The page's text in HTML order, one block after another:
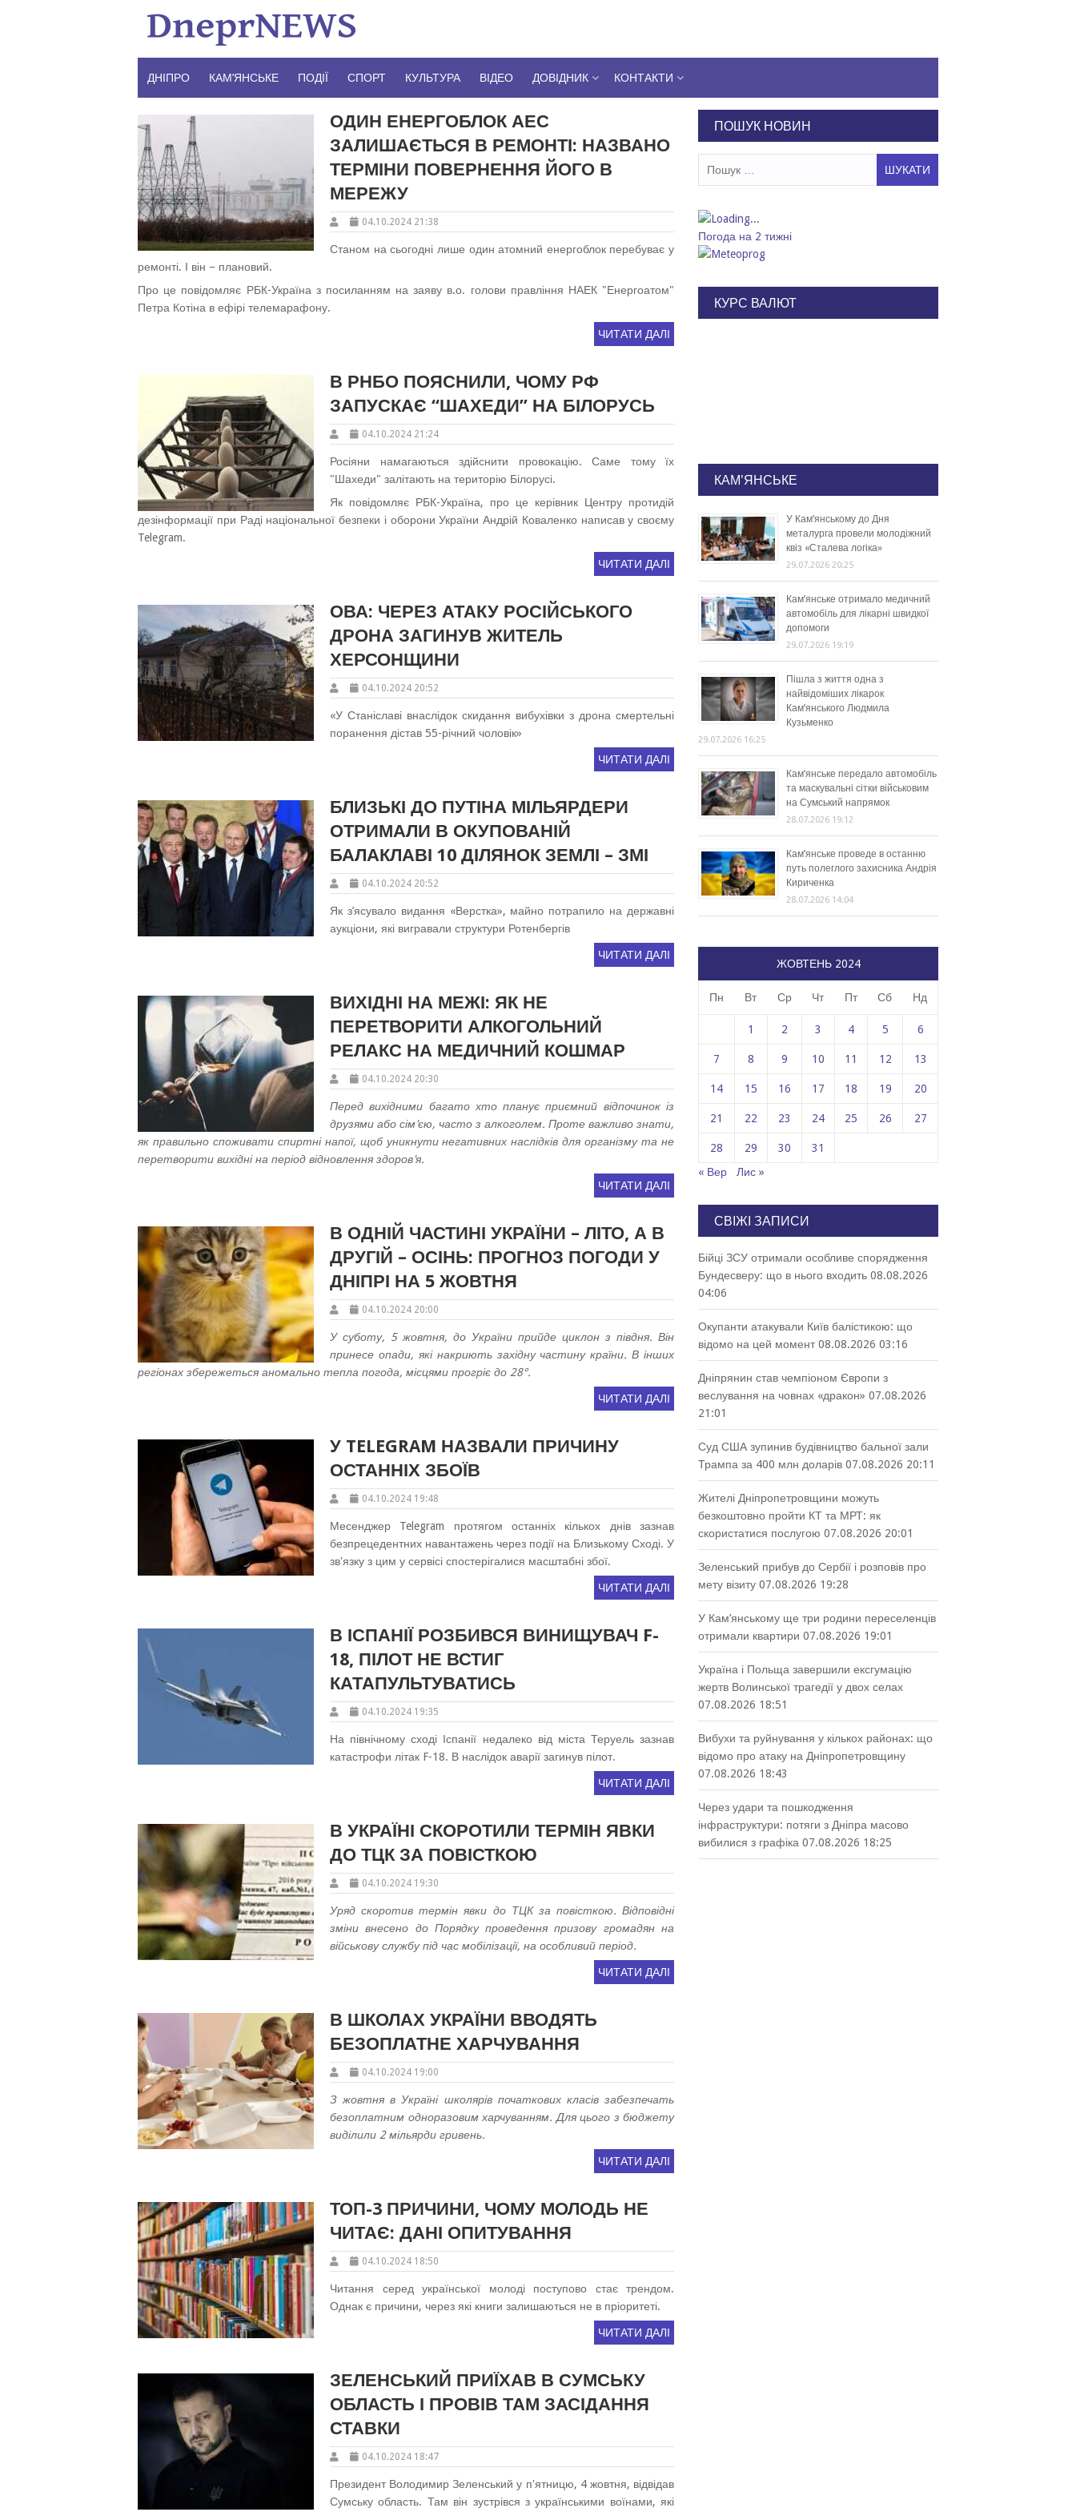
ДНІПРО КАМ’ЯНСЬКЕ ПОДІЇ СПОРТ КУЛЬТУРА ВІДЕО ДОВІДНИК КОНТАКТИ
ОДИН ЕНЕРГОБЛОК АЕС
ЗАЛИШАЄТЬСЯ В РЕМОНТІ: НАЗВАНО
ТЕРМІНИ ПОВЕРНЕННЯ ЙОГО В
МЕРЕЖУ
04.10.2024 21:38
Станом на сьогодні лише один атомний енергоблок перебуває у
ремонті. І він – плановий.
Про це повідомляє РБК-Україна з посиланням на заяву в.о. голови правління НАЕК "Енергоатом"
Петра Котіна в ефірі телемарафону.
ЧИТАТИ ДАЛІ
В РНБО ПОЯСНИЛИ, ЧОМУ РФ
ЗАПУСКАЄ “ШАХЕДИ” НА БІЛОРУСЬ
04.10.2024 21:24
Росіяни намагаються здійснити провокацію. Саме тому їх
"Шахеди" залітають на територію Білорусі.
Як повідомляє РБК-Україна, про це керівник Центру протидій
дезінформації при Раді національної безпеки і оборони України Андрій Коваленко написав у своєму
Telegram.
ЧИТАТИ ДАЛІ
ОВА: ЧЕРЕЗ АТАКУ РОСІЙСЬКОГО
ДРОНА ЗАГИНУВ ЖИТЕЛЬ
ХЕРСОНЩИНИ
04.10.2024 20:52
«У Станіславі внаслідок скидання вибухівки з дрона смертельні
поранення дістав 55-річний чоловік»
ЧИТАТИ ДАЛІ
БЛИЗЬКІ ДО ПУТІНА МІЛЬЯРДЕРИ
ОТРИМАЛИ В ОКУПОВАНІЙ
БАЛАКЛАВІ 10 ДІЛЯНОК ЗЕМЛІ – ЗМІ
04.10.2024 20:52
Як з’ясувало видання «Верстка», майно потрапило на державні
аукціони, які вигравали структури Ротенбергів
ЧИТАТИ ДАЛІ
ВИХІДНІ НА МЕЖІ: ЯК НЕ
ПЕРЕТВОРИТИ АЛКОГОЛЬНИЙ
РЕЛАКС НА МЕДИЧНИЙ КОШМАР
04.10.2024 20:30
Перед вихідними багато хто планує приємний відпочинок із
друзями або сім'єю, часто з алкоголем. Проте важливо знати,
як правильно споживати спиртні напої, щоб уникнути негативних наслідків для організму та не
перетворити вихідні на період відновлення здоров'я.
ЧИТАТИ ДАЛІ
В ОДНІЙ ЧАСТИНІ УКРАЇНИ – ЛІТО, А В
ДРУГІЙ – ОСІНЬ: ПРОГНОЗ ПОГОДИ У
ДНІПРІ НА 5 ЖОВТНЯ
04.10.2024 20:00
У суботу, 5 жовтня, до України прийде циклон з півдня. Він
принесе опади, які накриють західну частину країни. В інших
регіонах збережеться аномально тепла погода, місцями прогріє до 28°.
ЧИТАТИ ДАЛІ
У TELEGRAM НАЗВАЛИ ПРИЧИНУ
ОСТАННІХ ЗБОЇВ
04.10.2024 19:48
Месенджер Telegram протягом останніх кількох днів зазнав
безпрецедентних навантажень через події на Близькому Сході. У
зв'язку з цим у сервісі спостерігалися масштабні збої.
ЧИТАТИ ДАЛІ
В ІСПАНІЇ РОЗБИВСЯ ВИНИЩУВАЧ F-
18, ПІЛОТ НЕ ВСТИГ
КАТАПУЛЬТУВАТИСЬ
04.10.2024 19:35
На північному сході Іспанії недалеко від міста Теруель зазнав
катастрофи літак F-18. В наслідок аварії загинув пілот.
ЧИТАТИ ДАЛІ
В УКРАЇНІ СКОРОТИЛИ ТЕРМІН ЯВКИ
ДО ТЦК ЗА ПОВІСТКОЮ
04.10.2024 19:30
Уряд скоротив термін явки до ТЦК за повісткою. Відповідні
зміни внесено до Порядку проведення призову громадян на
військову службу під час мобілізації, на особливий період.
ЧИТАТИ ДАЛІ
В ШКОЛАХ УКРАЇНИ ВВОДЯТЬ
БЕЗОПЛАТНЕ ХАРЧУВАННЯ
04.10.2024 19:00
З жовтня в Україні школярів початкових класів забезпечать
безоплатним одноразовим харчуванням. Для цього з бюджету
виділили 2 мільярди гривень.
ЧИТАТИ ДАЛІ
ТОП-3 ПРИЧИНИ, ЧОМУ МОЛОДЬ НЕ
ЧИТАЄ: ДАНІ ОПИТУВАННЯ
04.10.2024 18:50
Читання серед української молоді поступово стає трендом.
Однак є причини, через які книги залишаються не в пріоритеті.
ЧИТАТИ ДАЛІ
ЗЕЛЕНСЬКИЙ ПРИЇХАВ В СУМСЬКУ
ОБЛАСТЬ І ПРОВІВ ТАМ ЗАСІДАННЯ
СТАВКИ
04.10.2024 18:47
Президент Володимир Зеленський у п'ятницю, 4 жовтня, відвідав
Сумську область. Там він зустрівся з українськими воїнами, які
ПОШУК НОВИН
Погода на 2 тижні
КУРС ВАЛЮТ
КАМ'ЯНСЬКЕ
У Кам’янському до Дня
металурга провели молодіжний
квіз «Сталева логіка»
29.07.2026 20:25
Кам’янське отримало медичний
автомобіль для лікарні швидкої
допомоги
29.07.2026 19:19
Пішла з життя одна з
найвідоміших лікарок
Кам’янського Людмила
Кузьменко
29.07.2026 16:25
Кам’янське передало автомобіль
та маскувальні сітки військовим
на Сумський напрямок
28.07.2026 19:12
Кам’янське проведе в останню
путь полеглого захисника Андрія
Кириченка
28.07.2026 14:04
ЖОВТЕНЬ 2024
Пн Вт Ср Чт Пт Сб Нд
1 2 3 4 5 6
7 8 9 10 11 12 13
14 15 16 17 18 19 20
21 22 23 24 25 26 27
28 29 30
31
« Вер
Лис »
СВІЖІ ЗАПИСИ
Бійці ЗСУ отримали особливе спорядження
Бундесверу: що в нього входить 08.08.2026
04:06
Окупанти атакували Київ балістикою: що
відомо на цей момент 08.08.2026 03:16
Дніпрянин став чемпіоном Європи з
веслування на човнах «дракон» 07.08.2026
21:01
Суд США зупинив будівництво бальної зали
Трампа за 400 млн доларів 07.08.2026 20:11
Жителі Дніпропетровщини можуть
безкоштовно пройти КТ та МРТ: як
скористатися послугою 07.08.2026 20:01
Зеленський прибув до Сербії і розповів про
мету візиту 07.08.2026 19:28
У Кам’янському ще три родини переселенців
отримали квартири 07.08.2026 19:01
Україна і Польща завершили ексгумацію
жертв Волинської трагедії у двох селах
07.08.2026 18:51
Вибухи та руйнування у кількох районах: що
відомо про атаку на Дніпропетровщину
07.08.2026 18:43
Через удари та пошкодження
інфраструктури: потяги з Дніпра масово
вибилися з графіка 07.08.2026 18:25